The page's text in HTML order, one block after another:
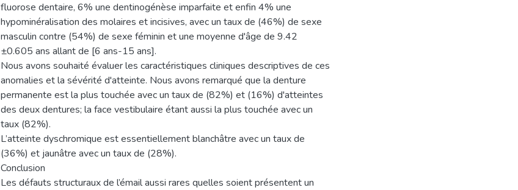
fluorose dentaire, 6% une dentinogénèse imparfaite et enfin 4% une
hypominéralisation des molaires et incisives, avec un taux de (46%) de sexe
masculin contre (54%) de sexe féminin et une moyenne d'âge de 9.42
±0.605 ans allant de [6 ans-15 ans].
Nous avons souhaité évaluer les caractéristiques cliniques descriptives de ces
anomalies et la sévérité d'atteinte. Nous avons remarqué que la denture
permanente est la plus touchée avec un taux de (82%) et (16%) d'atteintes
des deux dentures; la face vestibulaire étant aussi la plus touchée avec un
taux (82%).
L’atteinte dyschromique est essentiellement blanchâtre avec un taux de
(36%) et jaunâtre avec un taux de (28%).
Conclusion
Les défauts structuraux de l’émail aussi rares quelles soient présentent un